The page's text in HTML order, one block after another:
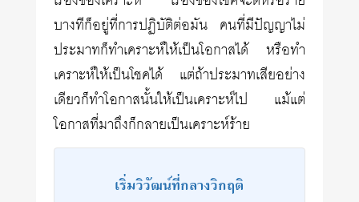
บางทีก็อยู่ที่การปฏิบัติต่อมัน คนที่มีปัญญาไม่
ประมาทก็ทำเคราะห์ให้เป็นโอกาสได้ หรือทำ
เคราะห์ให้เป็นโชคได้ แต่ถ้าประมาทเสียอย่าง
เดียวก็ทำโอกาสนั้นให้เป็นเคราะห์ไป แม้แต่
โอกาสที่มาถึงก็กลายเป็นเคราะห์ร้าย
เริ่มวิวัฒน์ที่กลางวิกฤติ